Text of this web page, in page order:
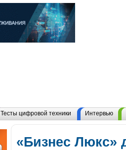
Тесты цифровой техники Интервью
«Бизнес Люкс»